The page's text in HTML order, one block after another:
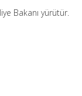
Bakanı yürütür.